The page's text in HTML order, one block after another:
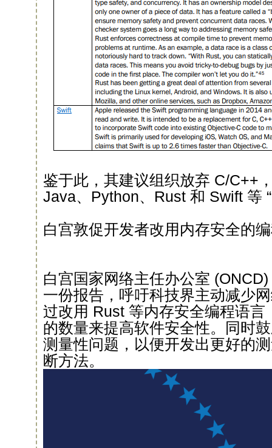
鉴于此，其建议组织放弃 C/C++
Java、Python、Rust 和 Swift 等
白宫敦促开发者改用内存安全的
白宫国家网络主任办公室
一份报告，呼吁科技界主动减少
过改用 Rust 等内存安全编程语言
的数量来提高软件安全性。同时
测量性问题，以便开发出更好的
断方法。